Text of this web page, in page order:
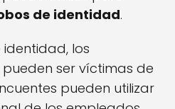
de identidad.
los
ser víctimas de
pueden utilizar